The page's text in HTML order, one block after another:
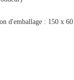
d'emballage : 150 x 60